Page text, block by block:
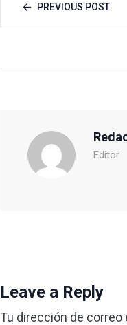
PREVIOUS POST
Editor
Leave a Reply
Tu dirección de